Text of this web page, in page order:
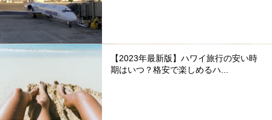
【2023年最新版】ハワイ旅行の安い時
期はいつ？格安で楽しめるハ...